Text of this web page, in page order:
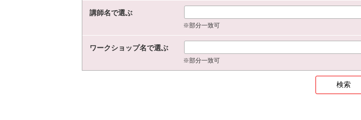
講師名で選ぶ
※部分一致可
ワークショップ名で選ぶ
※部分一致可